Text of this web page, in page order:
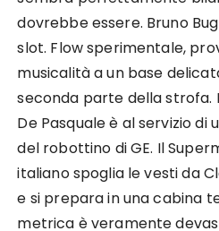
dovrebbe essere. Bruno
slot. Flow sperimentale,
musicalità a un base
seconda parte della strofa.
De Pasquale è al servizio di
del robottino di GE. Il
italiano spoglia le vesti da
e si prepara in una cabina
metrica è veramente